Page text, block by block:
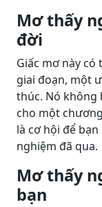
Mơ thấy
đời
Giấc mơ này
giai đoạn, một
thúc. Nó không
cho một
là cơ hội để
nghiệm đã qua.
Mơ thấy
bạn